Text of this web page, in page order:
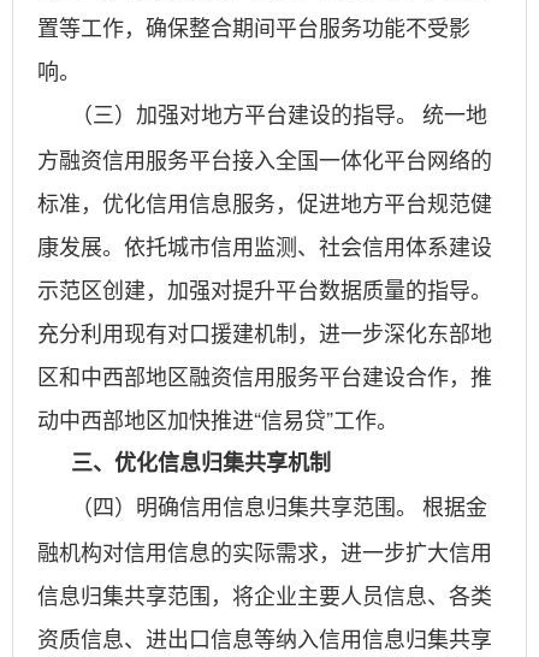
置等工作，确保整合期间平台服务功能不受影
响。
（三）加强对地方平台建设的指导。
统一地
方融资信用服务平台接入全国一体化平台网络的
标准，优化信用信息服务，促进地方平台规范健
康发展。依托城市信用监测、社会信用体系建设
示范区创建，加强对提升平台数据质量的指导。
充分利用现有对口援建机制，进一步深化东部地
区和中西部地区融资信用服务平台建设合作，推
动中西部地区加快推进“信易贷”工作。
三、优化信息归集共享机制
（四）明确信用信息归集共享范围。
根据金
融机构对信用信息的实际需求，进一步扩大信用
信息归集共享范围，将企业主要人员信息、各类
资质信息、进出口信息等纳入信用信息归集共享